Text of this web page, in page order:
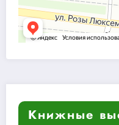
Книжные